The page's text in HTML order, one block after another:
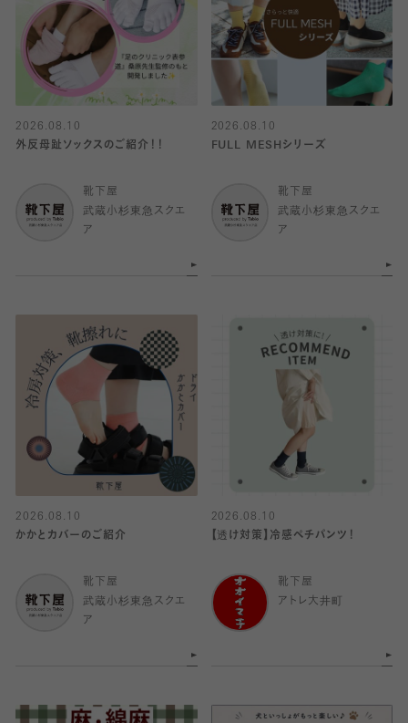
2026.08.10
外反母趾ソックスのご紹介！！
靴下屋
武蔵小杉東急スクエ
ア
2026.08.10
FULL MESHシリーズ
靴下屋
武蔵小杉東急スクエ
ア
2026.08.10
かかとカバーのご紹介
靴下屋
武蔵小杉東急スクエ
ア
2026.08.10
【透け対策】冷感ペチパンツ！
靴下屋
アトレ大井町